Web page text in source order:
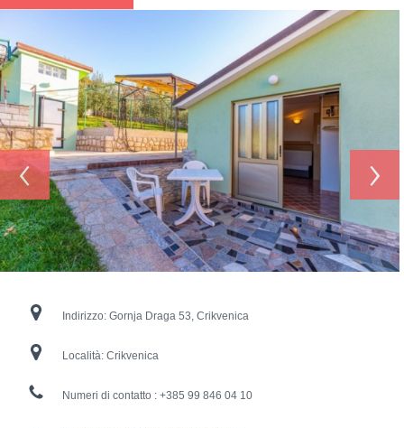
‹ ›
Indirizzo: Gornja Draga 53, Crikvenica
Località: Crikvenica
Numeri di contatto : +385 99 846 04 10